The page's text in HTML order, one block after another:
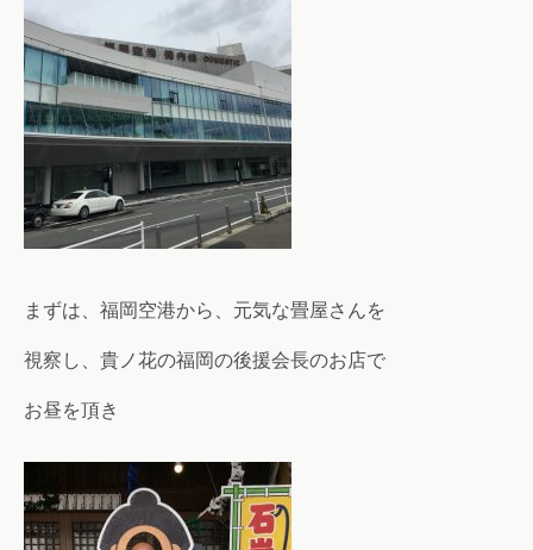
まずは、福岡空港から、元気な畳屋さんを
視察し、貴ノ花の福岡の後援会長のお店で
お昼を頂き